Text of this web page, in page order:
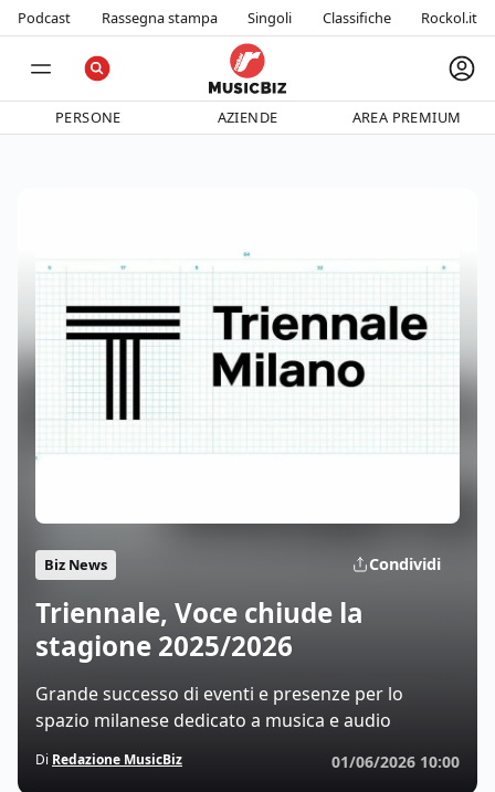
Podcast Rassegna stampa Singoli Classifiche Rockol.it
PERSONE AZIENDE AREA PREMIUM
Biz News Condividi
Triennale, Voce chiude la
stagione 2025/2026
Grande successo di eventi e presenze per lo
spazio milanese dedicato a musica e audio
Di Redazione MusicBiz 01/06/2026 10:00